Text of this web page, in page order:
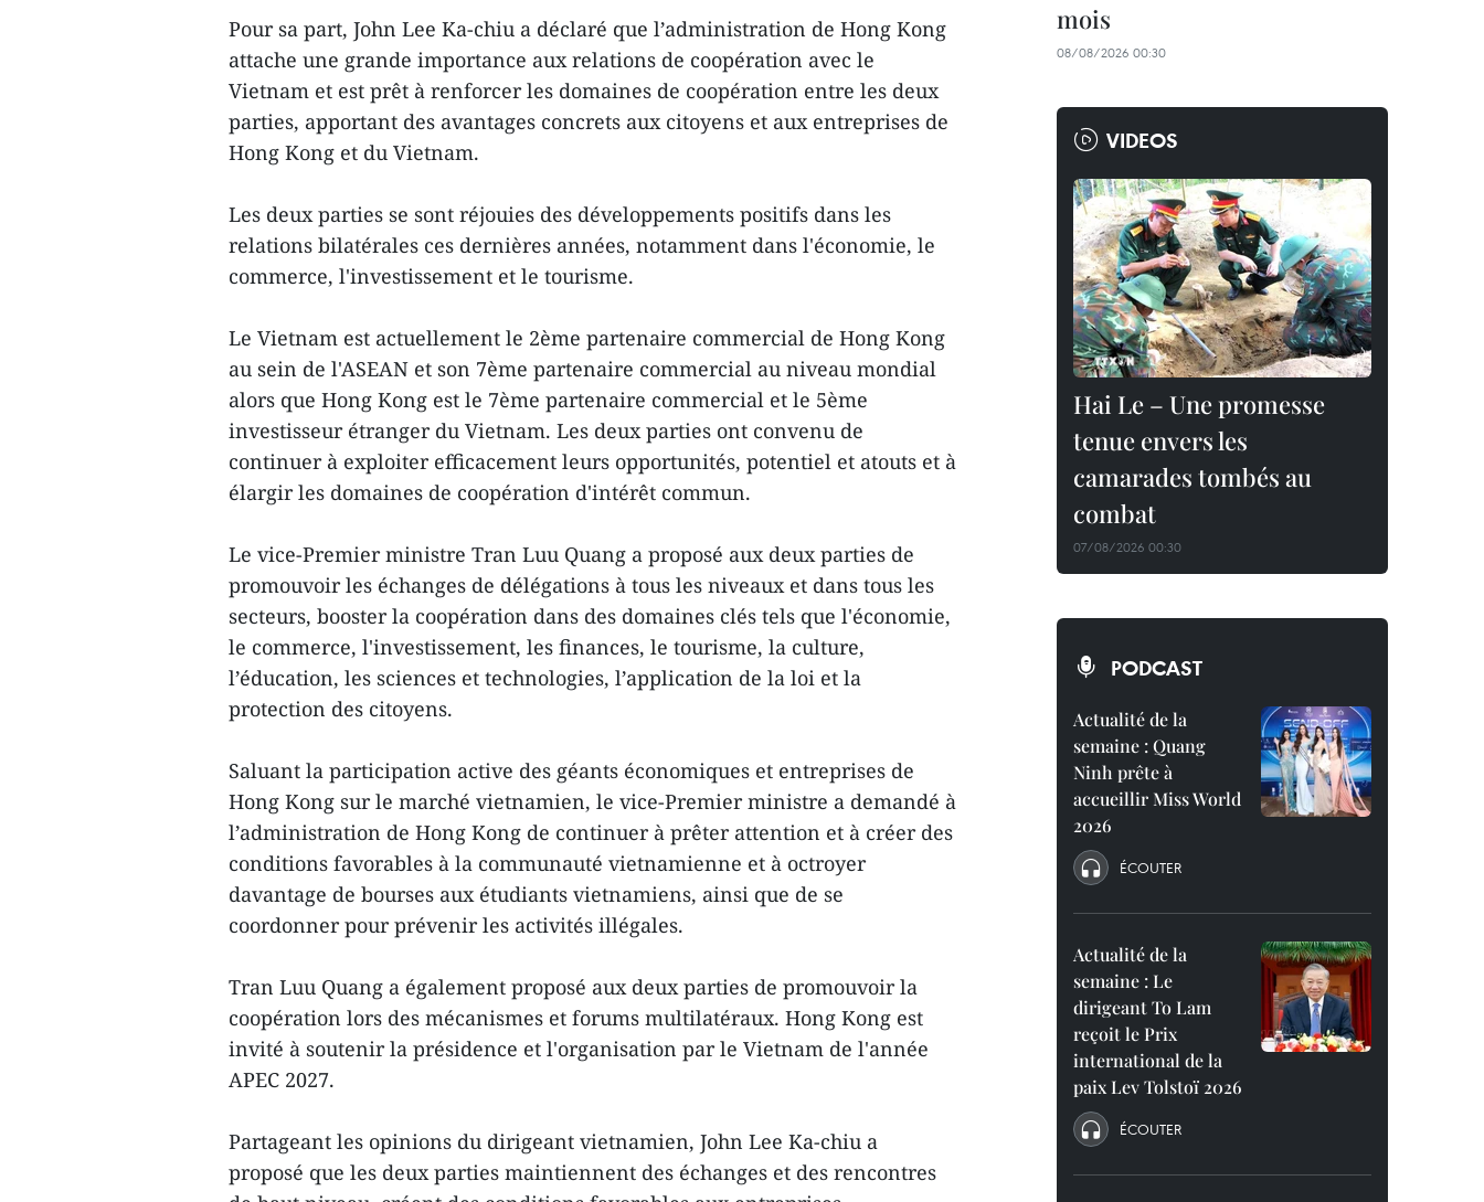
Pour sa part, John Lee Ka-chiu a déclaré que l’administration de Hong Kong
attache une grande importance aux relations de coopération avec le
Vietnam et est prêt à renforcer les domaines de coopération entre les deux
parties, apportant des avantages concrets aux citoyens et aux entreprises de
Hong Kong et du Vietnam.
Les deux parties se sont réjouies des développements positifs dans les
relations bilatérales ces dernières années, notamment dans l'économie, le
commerce, l'investissement et le tourisme.
Le Vietnam est actuellement le 2ème partenaire commercial de Hong Kong
au sein de l'ASEAN et son 7ème partenaire commercial au niveau mondial
alors que Hong Kong est le 7ème partenaire commercial et le 5ème
investisseur étranger du Vietnam. Les deux parties ont convenu de
continuer à exploiter efficacement leurs opportunités, potentiel et atouts et à
élargir les domaines de coopération d'intérêt commun.
Le vice-Premier ministre Tran Luu Quang a proposé aux deux parties de
promouvoir les échanges de délégations à tous les niveaux et dans tous les
secteurs, booster la coopération dans des domaines clés tels que l'économie,
le commerce, l'investissement, les finances, le tourisme, la culture,
l’éducation, les sciences et technologies, l’application de la loi et la
protection des citoyens.
Saluant la participation active des géants économiques et entreprises de
Hong Kong sur le marché vietnamien, le vice-Premier ministre a demandé à
l’administration de Hong Kong de continuer à prêter attention et à créer des
conditions favorables à la communauté vietnamienne et à octroyer
davantage de bourses aux étudiants vietnamiens, ainsi que de se
coordonner pour prévenir les activités illégales.
Tran Luu Quang a également proposé aux deux parties de promouvoir la
coopération lors des mécanismes et forums multilatéraux. Hong Kong est
invité à soutenir la présidence et l'organisation par le Vietnam de l'année
APEC 2027.
Partageant les opinions du dirigeant vietnamien, John Lee Ka-chiu a
proposé que les deux parties maintiennent des échanges et des rencontres
mois
08/08/2026 00:30
VIDEOS
Hai Le – Une promesse
tenue envers les
camarades tombés au
combat
07/08/2026 00:30
PODCAST
Actualité de la
semaine : Quang
Ninh prête à
accueillir Miss World
2026
ÉCOUTER
Actualité de la
semaine : Le
dirigeant To Lam
reçoit le Prix
international de la
paix Lev Tolstoï 2026
ÉCOUTER